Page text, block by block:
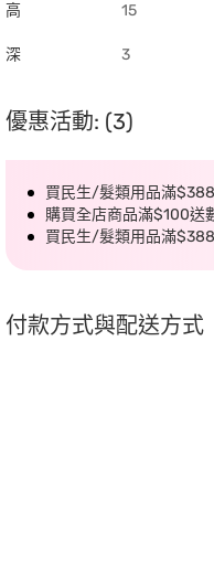
高 15
深 3
優惠活動: (3)
買民生/髮類用品滿
購買全店商品滿$100送
買民生/髮類用品滿
付款方式與配送方式